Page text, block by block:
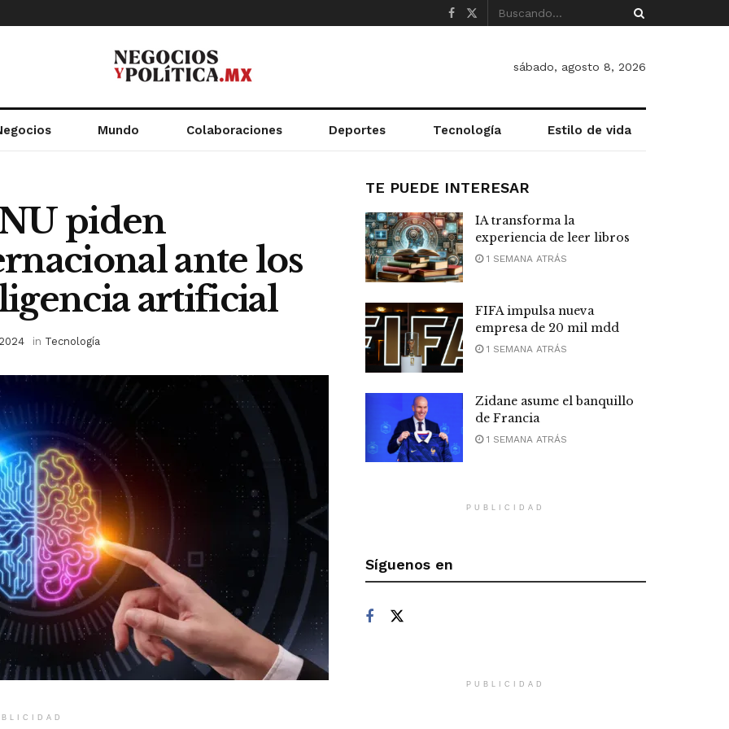
sábado, agosto 8, 2026
Mundo Colaboraciones Deportes Tecnología Estilo de vida
piden
ante los
artificial
in Tecnología
TE PUEDE INTERESAR
IA transforma la
experiencia de leer libros
1 SEMANA ATRÁS
FIFA impulsa nueva
empresa de 20 mil mdd
1 SEMANA ATRÁS
Zidane asume el banquillo
de Francia
1 SEMANA ATRÁS
PUBLICIDAD
Síguenos en
PUBLICIDAD